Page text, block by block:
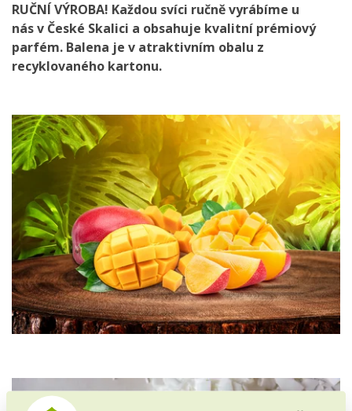
RUČNÍ VÝROBA! Každou svíci ručně vyrábíme u
násv České Skalici a obsahuje kvalitní prémiový
parfém. Balena je v atraktivním obalu z
recyklovaného kartonu.